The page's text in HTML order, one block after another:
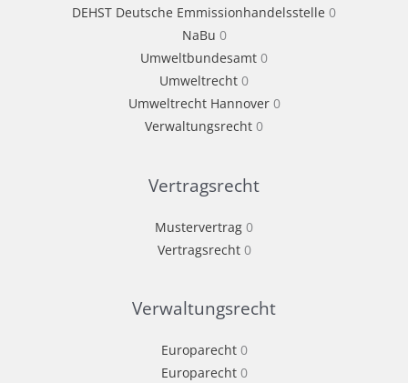
DEHST Deutsche Emmissionhandelsstelle 0
NaBu 0
Umweltbundesamt 0
Umweltrecht 0
Umweltrecht Hannover0
Verwaltungsrecht 0
Vertragsrecht
Mustervertrag 0
Vertragsrecht0
Verwaltungsrecht
Europarecht0
Europarecht0